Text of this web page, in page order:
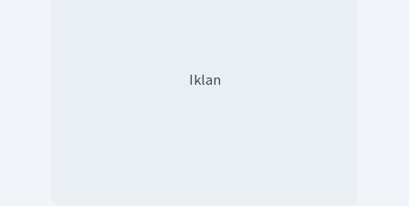
Iklan